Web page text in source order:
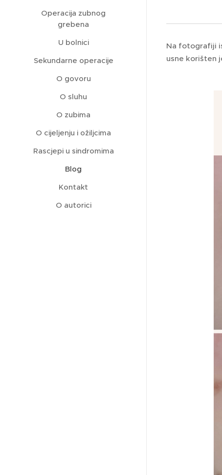
Operacija zubnog
grebena
U bolnici
Sekundarne operacije
O govoru
O sluhu
O zubima
O cijeljenju i ožiljcima
Rascjepi u sindromima
Blog
Kontakt
O autorici
Na fotografiji
usne korišten